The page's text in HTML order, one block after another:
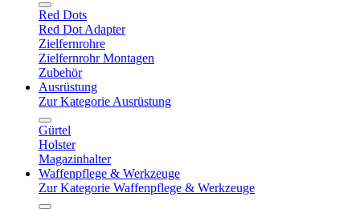
Red Dots
Red Dot Adapter
Zielfernrohre
Zielfernrohr Montagen
Zubehör
Ausrüstung
Zur Kategorie Ausrüstung
Gürtel
Holster
Magazinhalter
Waffenpflege & Werkzeuge
Zur Kategorie Waffenpflege & Werkzeuge